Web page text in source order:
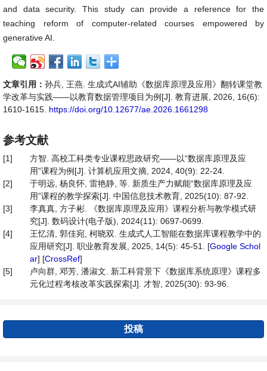
and data security. This study can provide a reference for the
teaching reform of computer-related courses empowered by
generative AI.
文章引用： 孙兵, 王燕. 生成式AI辅助《数据库原理及应用》翻转课堂教
学改革与实践——以教育数据管理项目为例[J]. 教育进展, 2026, 16(6):
1610-1615. https://doi.org/10.12677/ae.2026.1661298
参考文献
[1]
方智. 高校工科类专业课程思政研究——以“数据库原理及应
用”课程为例[J]. 计算机应用文摘, 2024, 40(9): 22-24.
[2]
于明远, 杨良怀, 雷艳静, 等. 新质生产力赋能“数据库原理及应
用”课程的教学探索[J]. 中国信息技术教育, 2025(10): 87-92.
[3]
李真真, 方子彬. 《数据库原理及应用》课程分析与教学模式研
究[J]. 数码设计(电子版), 2024(11): 0697-0699.
[4]
王忆清, 郭佳宛, 柯晓双. 生成式人工智能在数据库课程教学中的
应用研究[J]. 职业教育发展, 2025, 14(5): 45-51. [Google Schol
ar] [CrossRef]
[5]
卢向群, 邓芳, 潘淑文. 新工科背景下《数据库系统原理》课程多
元化过程考核改革实践探索[J]. 才智, 2025(30): 93-96.
投稿